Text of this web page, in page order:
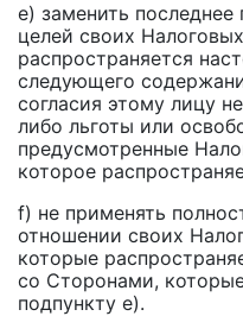
e) заменить
целей своих
распространяется
следующего
согласия этому лицу
либо льготы или
предусмотренные
которое
f) не применять
отношении своих
которые
со Сторонами,
подпункту e).